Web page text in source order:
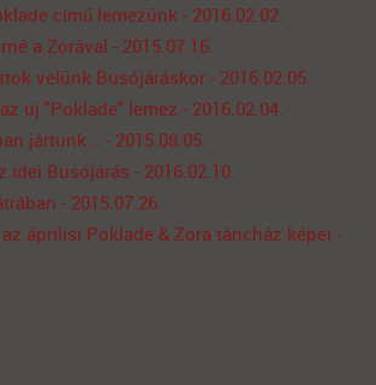
című lemezünk - 2016.02.02.
a Zorával - 2015.07.16.
velünk Busójáráskor - 2016.02.05.
új "Poklade" lemez - 2016.02.04.
jártunk... - 2015.08.05.
Busójárás - 2016.02.10.
- 2015.07.26.
áprilisi Poklade & Zora táncház képei -